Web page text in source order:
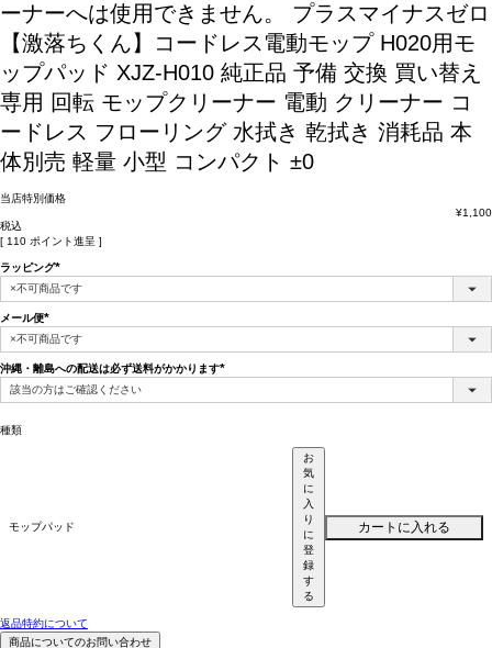
ーナーへは使用できません。
プラスマイナスゼロ
【激落ちくん】コードレス電動モップ H020用モ
ップパッド XJZ-H010 純正品 予備 交換 買い替え
専用 回転 モップクリーナー 電動 クリーナー コ
ードレス フローリング 水拭き 乾拭き 消耗品 本
体別売 軽量 小型 コンパクト ±0
当店特別価格
¥1,100
税込
[ 110 ポイント進呈 ]
ラッピング
(必
須)
メール便
(必
須)
沖縄・離島への配送は必ず送料がかかります
須)
種類
モップパッド
お
気
に
入
り
に
登
録
す
る
カートに入れる
返品特約について
商品についてのお問い合わせ